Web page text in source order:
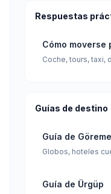
Respuestas
Cómo moverse
Coche, tours, taxi,
Guías de destino
Guía de Göreme
Globos, hoteles
Guía de Ürgüp